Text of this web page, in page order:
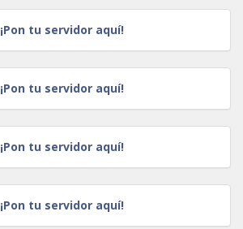
¡Pon tu servidor aquí!
¡Pon tu servidor aquí!
¡Pon tu servidor aquí!
¡Pon tu servidor aquí!